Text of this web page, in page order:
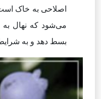
اصلاحی به خاک
می‌شود که نهال
بسط دهد و به